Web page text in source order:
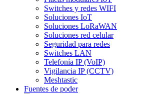
Switches y redes WIFI
Soluciones IoT
Soluciones LoRaWAN
Soluciones red celular
Seguridad para redes
Switches LAN
Telefonía IP (VoIP)
Vigilancia IP (CCTV)
Meshtastic
Fuentes de poder